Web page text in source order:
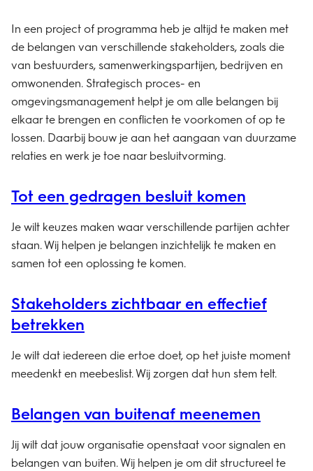
In een project of programma heb je altijd te maken met
de belangen van verschillende stakeholders, zoals die
van bestuurders, samenwerkingspartijen, bedrijven en
omwonenden. Strategisch proces- en
omgevingsmanagement helpt je om alle belangen bij
elkaar te brengen en conflicten te voorkomen of op te
lossen. Daarbij bouw je aan het aangaan van duurzame
relaties en werk je toe naar besluitvorming.
Tot een gedragen besluit komen
Je wilt keuzes maken waar verschillende partijen achter
staan. Wij helpen je belangen inzichtelijk te maken en
samen tot een oplossing te komen.
Stake­holders zichtbaar en effectief
betrekken
Je wilt dat iedereen die ertoe doet, op het juiste moment
meedenkt en meebeslist. Wij zorgen dat hun stem telt.
Belangen van buitenaf meenemen
Jij wilt dat jouw organisatie openstaat voor signalen en
belangen van buiten. Wij helpen je om dit structureel te